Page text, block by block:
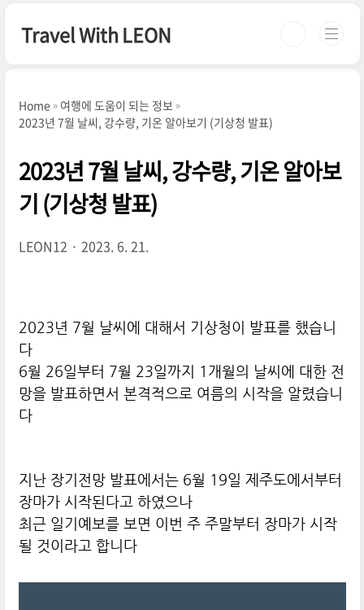
Travel With LEON
Home
여행에 도움이 되는 정보
2023년 7월 날씨, 강수량, 기온 알아보기 (기상청 발표)
2023년 7월 날씨, 강수량, 기온 알아보
기 (기상청 발표)
LEON12 2023. 6. 21.
2023년 7월 날씨에 대해서 기상청이 발표를 했습니
다
6월 26일부터 7월 23일까지 1개월의 날씨에 대한 전
망을 발표하면서 본격적으로 여름의 시작을 알렸습니
다
지난 장기전망 발표에서는 6월 19일 제주도에서부터
장마가 시작된다고 하였으나
최근 일기예보를 보면 이번 주 주말부터 장마가 시작
될 것이라고 합니다